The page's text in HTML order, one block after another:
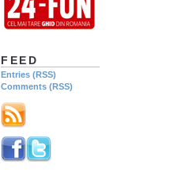
FEED
Entries (RSS)
Comments (RSS)